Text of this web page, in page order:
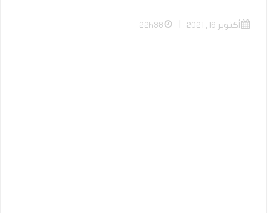
أكتوبر 16, 2021 22h38